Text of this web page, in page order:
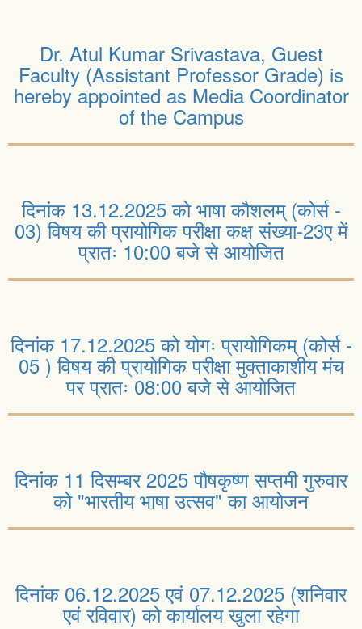
Dr. Atul Kumar Srivastava, Guest
Faculty (Assistant Professor Grade) is
hereby appointed as Media Coordinator
of the Campus
दिनांक 13.12.2025 को भाषा कौशलम् (कोर्स -
03) विषय की प्रायोगिक परीक्षा कक्ष संख्या-23ए में
प्रातः 10:00 बजे से आयोजित
दिनांक 17.12.2025 को योगः प्रायोगिकम् (कोर्स -
05 ) विषय की प्रायोगिक परीक्षा मुक्ताकाशीय मंच
पर प्रातः 08:00 बजे से आयोजित
दिनांक 11 दिसम्बर 2025 पौषकृष्ण सप्तमी गुरुवार
को "भारतीय भाषा उत्सव" का आयोजन
दिनांक 06.12.2025 एवं 07.12.2025 (शनिवार
एवं रविवार) को कार्यालय खुला रहेगा